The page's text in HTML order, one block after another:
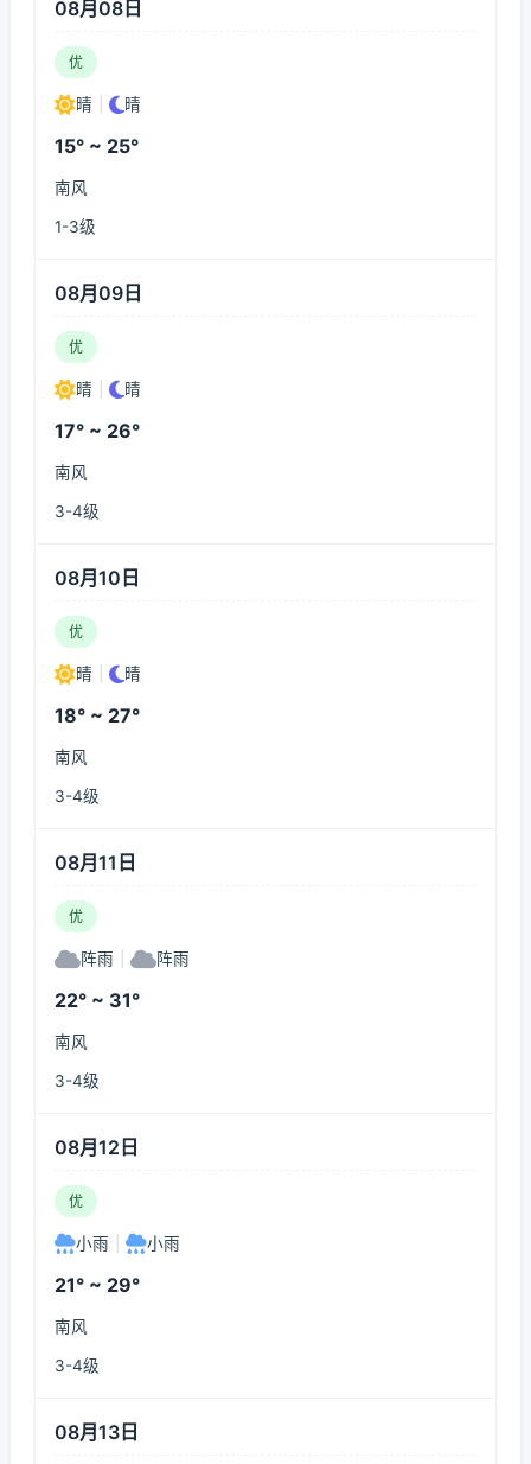
08月08日
优
晴 晴
15° ~ 25°
南风
1-3级
08月09日
优
晴 晴
17° ~ 26°
南风
3-4级
08月10日
优
晴 晴
18° ~ 27°
南风
3-4级
08月11日
优
阵雨 阵雨
22° ~ 31°
南风
3-4级
08月12日
优
小雨 小雨
21° ~ 29°
南风
3-4级
08月13日